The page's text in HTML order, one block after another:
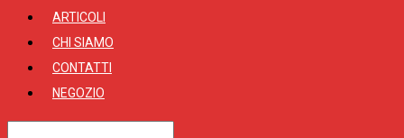
ARTICOLI
CHI SIAMO
CONTATTI
NEGOZIO